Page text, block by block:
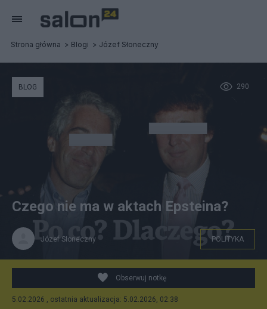
Strona główna Blogi Józef Słoneczny
290
BLOG
Czego nie ma w aktach Epsteina?
Józef Słoneczny POLITYKA
Obserwuj notkę
5.02.2026 , ostatnia aktualizacja: 5.02.2026, 02:38